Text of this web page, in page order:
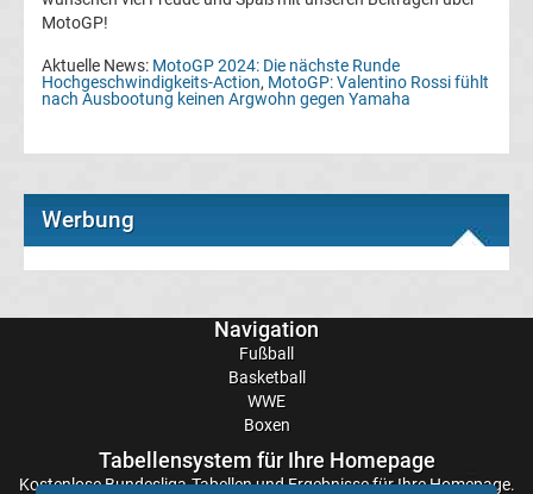
Champions
League
Tabelle
MotoGP!
Aktuelle News: MotoGP 2024: Die nächste Runde
Hochgeschwindigkeits-Action, MotoGP: Valentino Rossi fühlt
nach Ausbootung keinen Argwohn gegen Yamaha
Werbung
Navigation
Fußball
Basketball
WWE
Boxen
Tabellensystem für Ihre Homepage
KostenloseBundesliga-Tabellenund Ergebnisse für Ihre Homepage.